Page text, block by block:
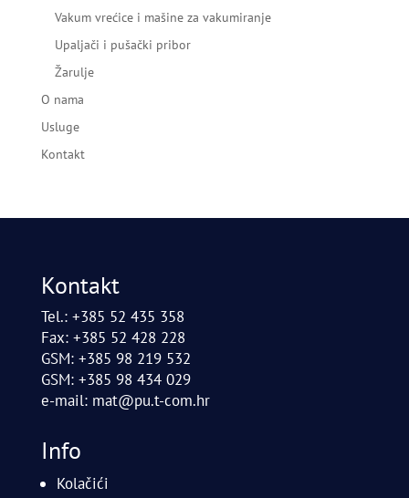
Vakum vrećice i mašine za vakumiranje
Upaljači i pušački pribor
Žarulje
O nama
Usluge
Kontakt
Kontakt
Tel.: +385 52 435 358
Fax: +385 52 428 228
GSM: +385 98 219 532
GSM: +385 98 434 029
e-mail: mat@pu.t-com.hr
Info
Kolačići